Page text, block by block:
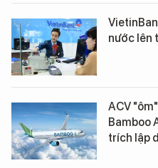
nước lên
ACV
Bamboo
trích lập